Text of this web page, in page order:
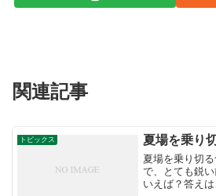
関連記事
トピックス 夏場を乗り
夏場を乗り切
で、とても鋭
いえば？答えは